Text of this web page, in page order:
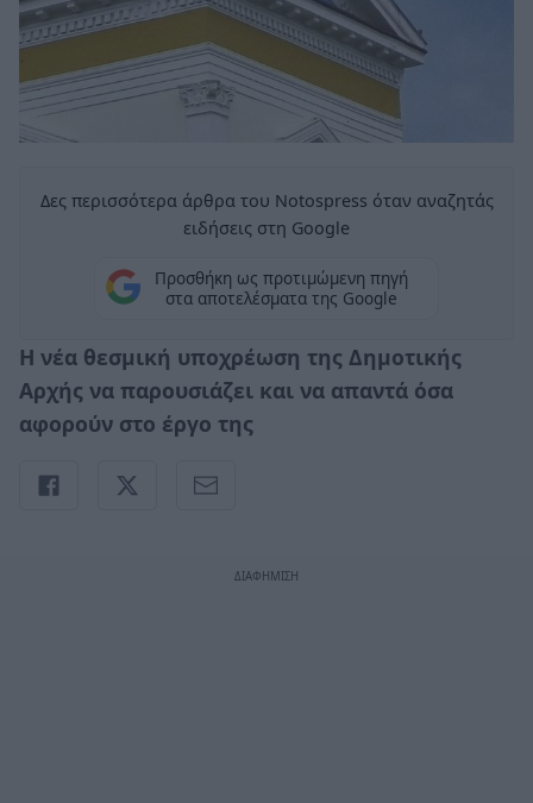
Δες περισσότερα άρθρα του Notospress όταν αναζητάς
ειδήσεις στη Google
Προσθήκη ως προτιμώμενη πηγή
στα αποτελέσματα της Google
Η νέα θεσμική υποχρέωση της Δημοτικής
Αρχής να παρουσιάζει και να απαντά όσα
αφορούν στο έργο της